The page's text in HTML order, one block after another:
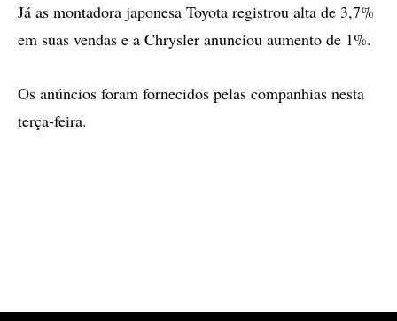
Já as montadora japonesa Toyota registrou alta de 3,7%
em suas vendas e a Chrysler anunciou aumento de 1%.
Os anúncios foram fornecidos pelas companhias nesta
terça-feira.